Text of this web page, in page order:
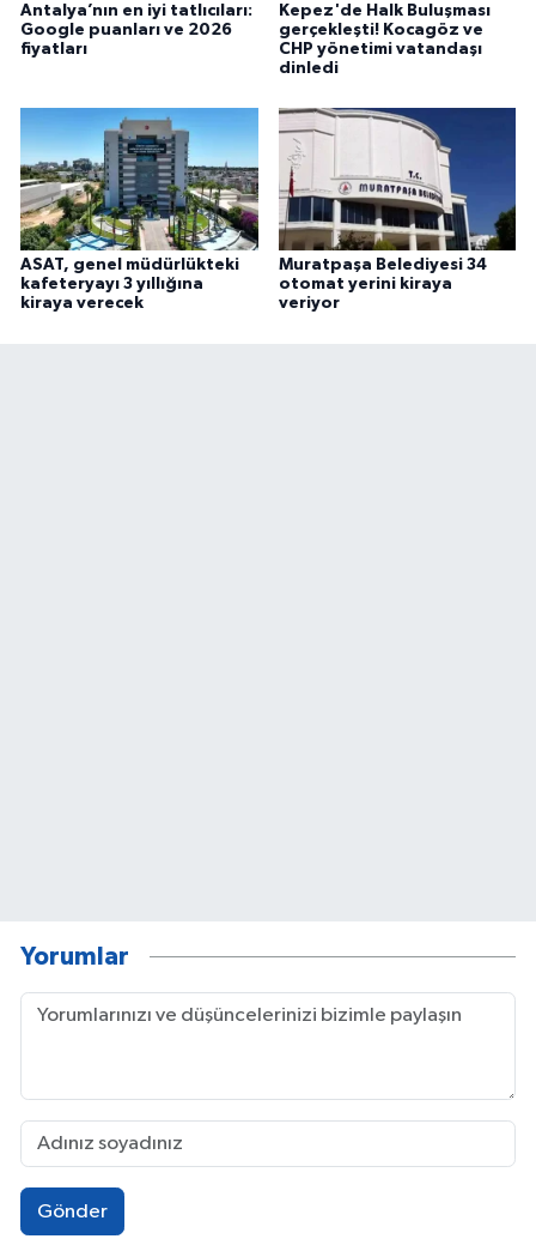
Antalya’nın en iyi tatlıcıları:
Google puanları ve 2026
fiyatları
Kepez'de Halk Buluşması
gerçekleşti! Kocagöz ve
CHP yönetimi vatandaşı
dinledi
ASAT, genel müdürlükteki
kafeteryayı 3 yıllığına
kiraya verecek
Muratpaşa Belediyesi 34
otomat yerini kiraya
veriyor
Yorumlar
Gönder